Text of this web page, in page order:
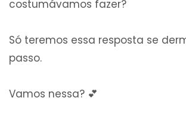
costumávamos fazer?
Só teremos essa resposta se
passo.
Vamos nessa? 💕